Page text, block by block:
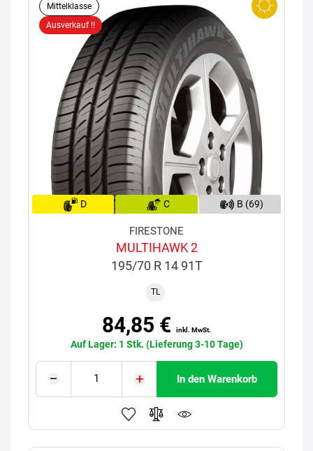
Mittelklasse
Ausverkauf !!
D C B (69)
FIRESTONE
MULTIHAWK 2
195/70 R 14 91T
TL
84,85 € inkl. MwSt.
Auf Lager: 1 Stk. (Lieferung 3-10 Tage)
In den Warenkorb